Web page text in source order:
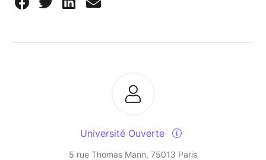
Université Ouverte
5 rue Thomas Mann, 75013 Paris